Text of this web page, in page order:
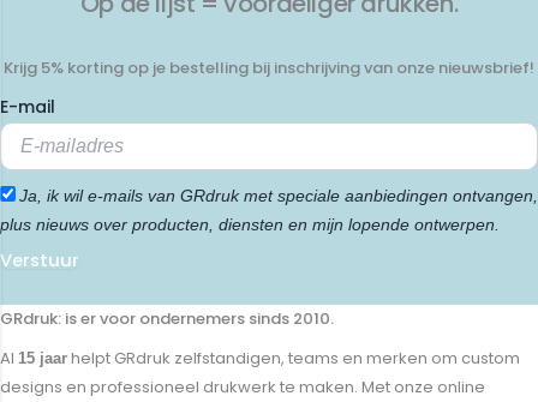
Krijg 5% korting op je bestelling bij inschrijving van onze nieuwsbrief!
E-mail
Ja, ik wil e-mails van GRdruk met speciale aanbiedingen ontvangen,
plus nieuws over producten, diensten en mijn lopende ontwerpen.
Verstuur
GRdruk: is er voor ondernemers sinds 2010.
Al 15 jaar helpt GRdruk zelfstandigen, teams en merken om custom
designs en professioneel drukwerk te maken. Met onze online